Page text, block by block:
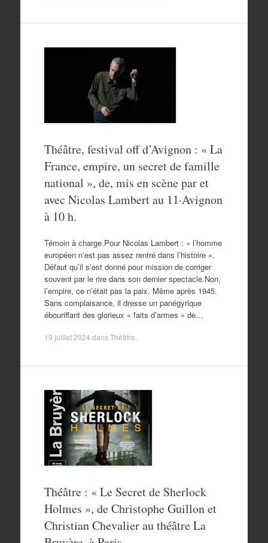
Théâtre, festival off d’Avignon : « La
France, empire, un secret de famille
national », de, mis en scène par et
avec Nicolas Lambert au 11·Avignon
à 10 h.
Témoin à charge.Pour Nicolas Lambert : « l’homme
européen n’est pas assez rentré dans l’histoire ».
Défaut qu’il s’est donné pour mission de corriger
souvent par le rire dans son dernier spectacle.Non,
l’empire, ce n’était pas la paix. Même après 1945.
Sans complaisance, il dresse un panégyrique
ébouriffant des glorieux « faits d’armes » de…
19 juillet 2024 dansThéâtre
Théâtre : « Le Secret de Sherlock
Holmes », de Christophe Guillon et
Christian Chevalier au théâtre La